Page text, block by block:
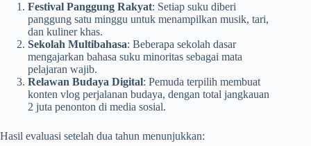
Festival Panggung Rakyat: Setiap suku diberi
panggung satu minggu untuk menampilkan musik, tari,
dan kuliner khas.
Sekolah Multibahasa: Beberapa sekolah dasar
mengajarkan bahasa suku minoritas sebagai mata
pelajaran wajib.
Relawan Budaya Digital: Pemuda terpilih membuat
konten vlog perjalanan budaya, dengan total jangkauan
2 juta penonton di media sosial.
Hasil evaluasi setelah dua tahun menunjukkan: